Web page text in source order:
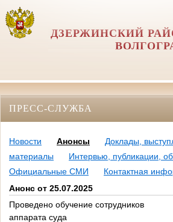
ДЗЕРЖИНСКИЙ
ПРЕСС-СЛУЖБА
Новости Анонсы
Доклады,
материалы
Интервью, публикации,
Официальные СМИ
Контактная
Анонс от 25.07.2025
Проведено обучение сотрудников
аппарата суда